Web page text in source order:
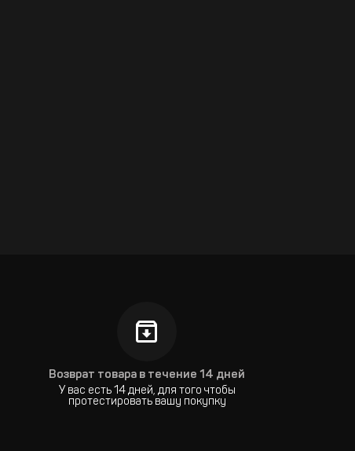
Возврат товара в течение 14 дней
У вас есть 14 дней, для того чтобы
протестировать вашу покупку